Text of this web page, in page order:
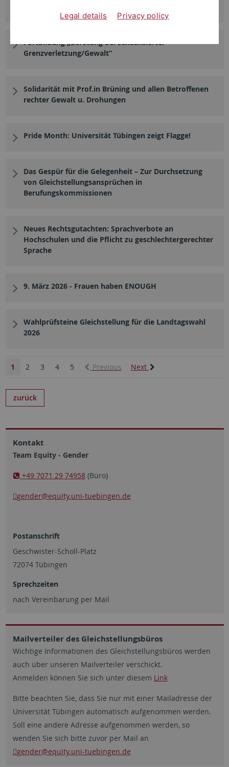
Fortbildung „Beratung bei sexualisierter
Grenzverletzung/Gewalt“
Solidarität mit Prof.in Brüning und allen Betroffenen
rechter Gewalt u. Drohungen
Pride Month: Universität Tübingen zeigt Flagge!
Das Gespür für die Gelegenheit – Zur Durchsetzung
von Gleichstellungsansprüchen in
Berufungskommissionen
Neues Rechtsgutachten: Sprachverbote an
Hochschulen und die Pflicht zu geschlechtergerechter
Sprache
9. März 2026 - Frauen haben ENOUGH
Wahlprüfsteine Gleichstellung für die Landtagswahl
2026
Previous
1 2 3 4 5 Next
zurück
Kontakt
Team Equity - Gender
+49 7071 29 74958(Büro)
gender@equity.uni-tuebingen.de
Postanschrift
Geschwister-Scholl-Platz
72074 Tübingen
Sprechzeiten
nach Vereinbarung per Mail
Mailverteiler des Gleichstellungsbüros
Wichtige Informationen des Gleichstellungsbüros werden
auch über unseren Mailverteiler verschickt.
Anmelden können Sie sich unter diesem Link
Bitte beachten Sie, dass Sie nur mit einer Mailadresse der
Universität Tübingen automatisch aufgenommen werden.
Soll eine andere Adresse aufgenommen werden, so
wenden Sie sich bitte zuvor per Mail an
gender@equity.uni-tuebingen.de
Legal details Privacy policy